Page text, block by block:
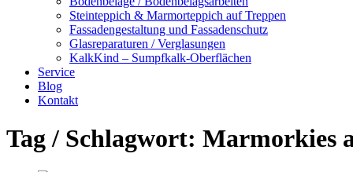
Steinteppich & Marmorteppich auf Treppen
Fassadengestaltung und Fassadenschutz
Glasreparaturen / Verglasungen
KalkKind – Sumpfkalk-Oberflächen
Service
Blog
Kontakt
Tag / Schlagwort: Marmorkies